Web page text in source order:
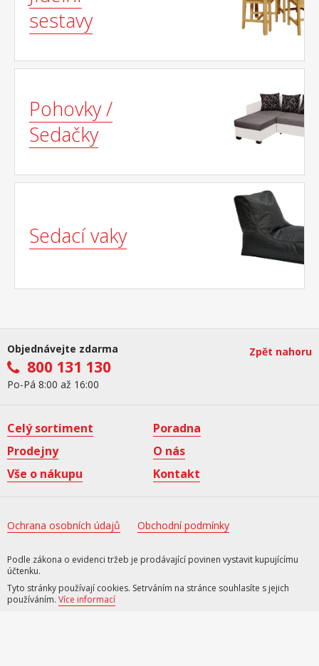
sestavy
Pohovky /
Sedačky
Sedací vaky
Objednávejte zdarma
800 131 130
Po-Pá 8:00 až 16:00
Zpět nahoru
Celý sortiment
Poradna
Prodejny
O nás
Vše o nákupu
Kontakt
Ochrana osobních údajů Obchodní podmínky
Podle zákona o evidenci tržeb je prodávající povinen vystavit kupujícímu
účtenku.
Tyto stránky používají cookies. Setrváním na stránce souhlasíte s jejich
používáním. Více informací